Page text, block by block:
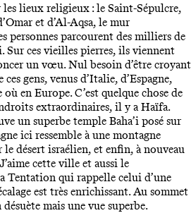
les lieux religieux : le Saint-Sépulcre,
et d’Al-Aqsa, le mur
personnes parcourent des milliers de
ces vieilles pierres, ils viennent
un vœu. Nul besoin d’être croyant
gens, venus d’Italie, d’Espagne,
en Europe. C’est quelque chose de
extraordinaires, il y a Haïfa.
un superbe temple Baha’i posé sur
ici ressemble à une montagne
désert israélien, et enfin, à nouveau
cette ville et aussi le
Tentation qui rappelle celui d’une
est très enrichissant. Au sommet
mais une vue superbe.